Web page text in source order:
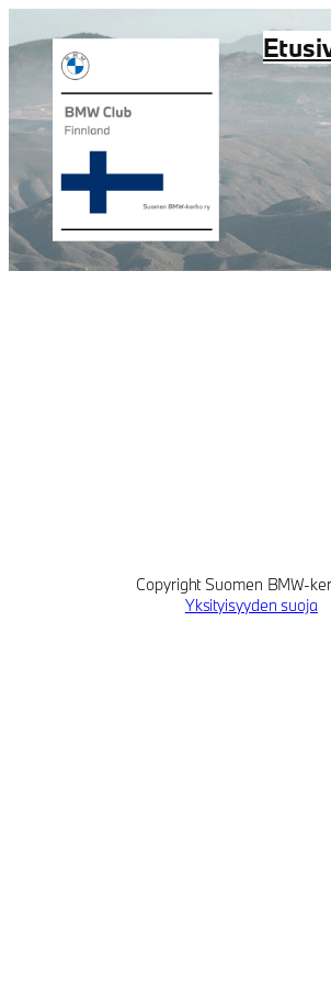
sisältöön
Copyright Suomen BMW-
Yksityisyyden suoja